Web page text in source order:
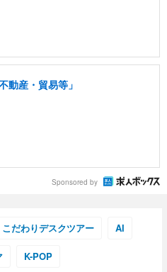
動産・貿易等」
Sponsored by
こだわりデスクツアー AI
K-POP